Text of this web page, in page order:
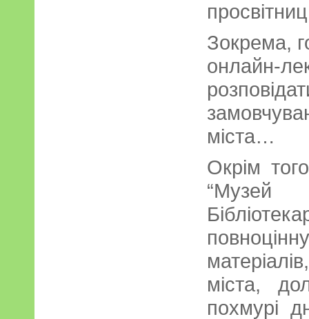
Зокрема,
онлайн-
міста…
Окрім
“Музей
міста,
похмурі